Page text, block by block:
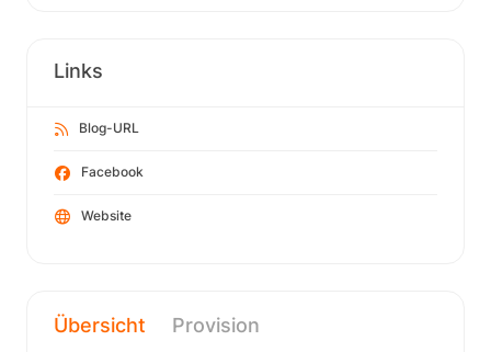
Links
Blog-URL
Facebook
Website
Übersicht Provision